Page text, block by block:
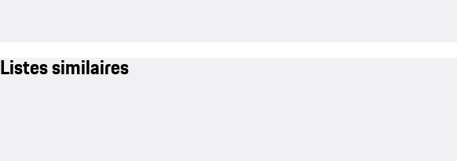
Listes similaires